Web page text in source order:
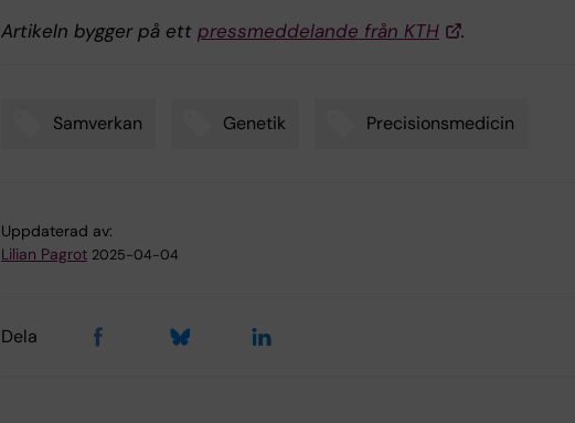
Artikeln bygger på ett pressmeddelande från KTH .
Samverkan Genetik Precisionsmedicin
Uppdaterad av:
Lilian Pagrot 2025-04-04
Dela